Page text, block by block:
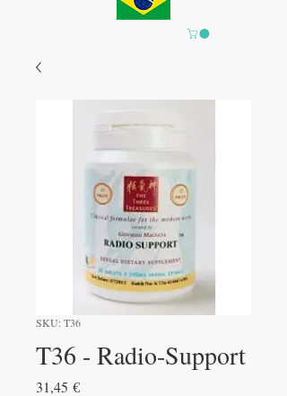
SKU: T36
T36 - Radio-Support
31,45 €Preço